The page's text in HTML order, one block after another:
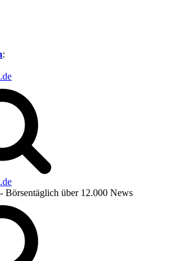
:
- Börsentäglich über 12.000 News